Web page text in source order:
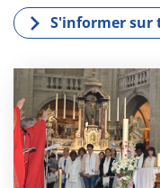
S'informer sur